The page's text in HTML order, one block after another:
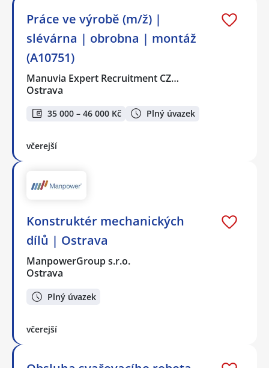
Práce ve výrobě (m/ž) |
slévárna | obrobna | montáž
(A10751)
Manuvia Expert Recruitment CZ…
Ostrava
35 000 – 46 000 Kč Plný úvazek
včerejší
Konstruktér mechanických
dílů | Ostrava
ManpowerGroup s.r.o.
Ostrava
Plný úvazek
včerejší